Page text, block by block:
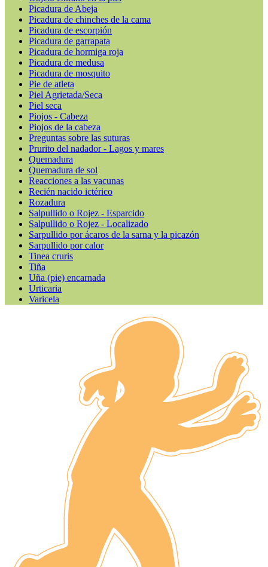
Picadura de Abeja
Picadura de chinches de la cama
Picadura de escorpión
Picadura de garrapata
Picadura de hormiga roja
Picadura de medusa
Picadura de mosquito
Pie de atleta
Piel Agrietada/Seca
Piel seca
Piojos - Cabeza
Piojos de la cabeza
Preguntas sobre las suturas
Prurito del nadador - Lagos y mares
Quemadura
Quemadura de sol
Reacciones a las vacunas
Recién nacido ictérico
Rozadura
Salpullido o Rojez - Esparcido
Salpullido o Rojez - Localizado
Sarpullido por ácaros de la sarna y la picazón
Sarpullido por calor
Tinea cruris
Tiña
Uña (pie) encarnada
Urticaria
Varicela